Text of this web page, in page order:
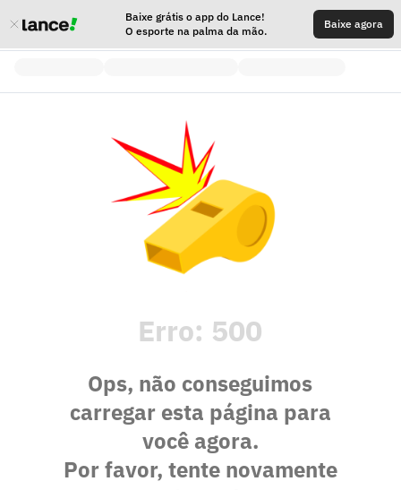
Baixe grátis o app do Lance!
O esporte na palma da mão.
Baixe agora
Erro: 500
Ops, não conseguimos
carregar esta página para
você agora.
Por favor, tente novamente